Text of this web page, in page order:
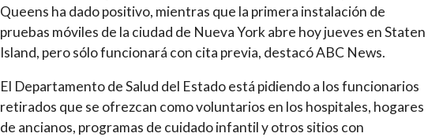
Queens ha dado positivo, mientras que la primera instalación de
pruebas móviles de la ciudad de Nueva York abre hoy jueves en Staten
Island, pero sólo funcionará con cita previa, destacó ABC News.
El Departamento de Salud del Estado está pidiendo a los funcionarios
retirados que se ofrezcan como voluntarios en los hospitales, hogares
de ancianos, programas de cuidado infantil y otros sitios con